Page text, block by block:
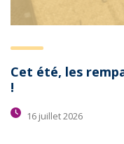
Cet été, les
!
16 juillet 2026